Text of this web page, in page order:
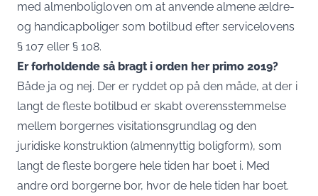
med almenboligloven om at anvende almene ældre-
og handicapboliger som botilbud efter servicelovens
§ 107 eller § 108.
Er forholdende så bragt i orden her primo 2019?
Både ja og nej. Der er ryddet op på den måde, at der i
langt de fleste botilbud er skabt overensstemmelse
mellem borgernes visitationsgrundlag og den
juridiske konstruktion (almennyttig boligform), som
langt de fleste borgere hele tiden har boet i. Med
andre ord borgerne bor, hvor de hele tiden har boet.